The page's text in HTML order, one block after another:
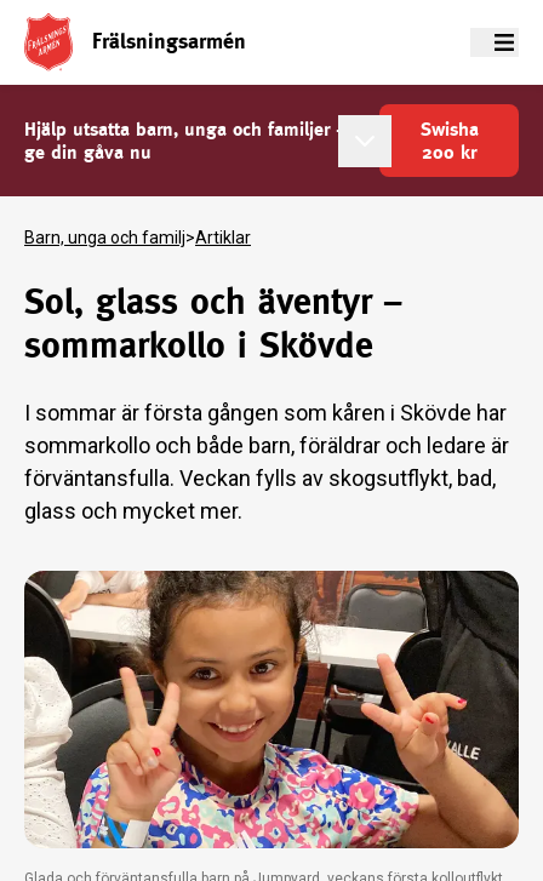
Frälsningsarmén Meny
Hjälp utsatta barn, unga och familjer -
ge din gåva nu
Swisha
200 kr
Barn, unga och familj>Artiklar
Sol, glass och äventyr –
sommarkollo i Skövde
I sommar är första gången som kåren i Skövde har
sommarkollo och både barn, föräldrar och ledare är
förväntansfulla. Veckan fylls av skogsutflykt, bad,
glass och mycket mer.